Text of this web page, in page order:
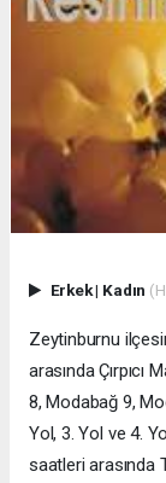
Erkek| Kadın
Zeytinburnu
arasında
8, Modabağ 9,
Yol, 3. Yol ve 4.
saatleri arasında